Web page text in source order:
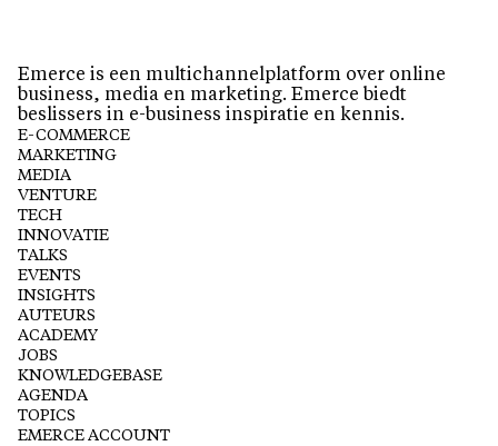
Emerce is een multichannelplatform over online
business, media en marketing. Emerce biedt
beslissers in e-business inspiratie en kennis.
E-COMMERCE
MARKETING
MEDIA
VENTURE
TECH
INNOVATIE
TALKS
EVENTS
INSIGHTS
AUTEURS
ACADEMY
JOBS
KNOWLEDGEBASE
AGENDA
TOPICS
EMERCE ACCOUNT